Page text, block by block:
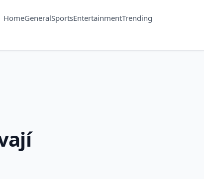
HomeGeneralSportsEntertainmentTrending